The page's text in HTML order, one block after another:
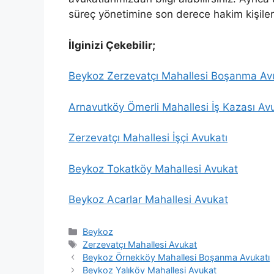
süreç yönetimine son derece hakim
İlginizi Çekebilir;
Beykoz Zerzevatçı Mahallesi Boşanma
Arnavutköy Ömerli Mahallesi İş Kazası
Zerzevatçı Mahallesi İşçi Avukatı
Beykoz Tokatköy Mahallesi Avukat
Beykoz Acarlar Mahallesi Avukat
Kategoriler
Beykoz
Etiketler
Zerzevatçı Mahallesi Avukat
Beykoz Örnekköy Mahallesi Boşanma Avukatı
Beykoz Yalıköy Mahallesi Avukat